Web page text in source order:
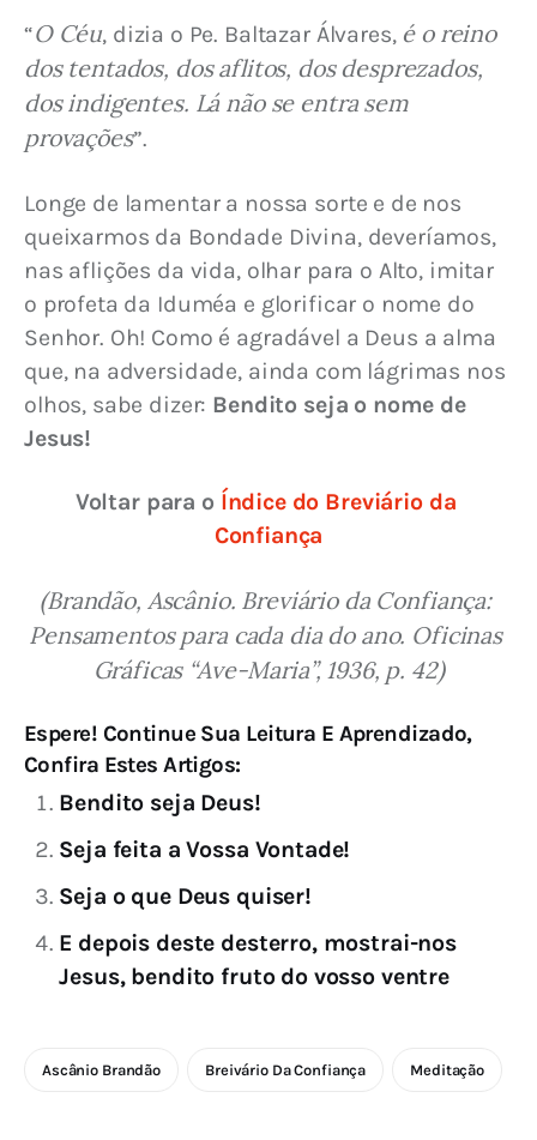
“O Céu, dizia o Pe. Baltazar Álvares, é o reino
dos tentados, dos aflitos, dos desprezados,
dos indigentes. Lá não se entra sem
provações”.
Longe de lamentar a nossa sorte e de nos
queixarmos da Bondade Divina, deveríamos,
nas aflições da vida, olhar para o Alto, imitar
o profeta da Iduméa e glorificar o nome do
Senhor. Oh! Como é agradável a Deus a alma
que, na adversidade, ainda com lágrimas nos
olhos, sabe dizer: Bendito seja o nome de
Jesus!
Voltar para o Índice do Breviário da
Confiança
(Brandão, Ascânio. Breviário da Confiança:
Pensamentos para cada dia do ano. Oficinas
Gráficas “Ave-Maria”, 1936, p. 42)
Espere! Continue Sua Leitura E Aprendizado,
Confira Estes Artigos:
Bendito seja Deus!
Seja feita a Vossa Vontade!
Seja o que Deus quiser!
E depois deste desterro, mostrai-nos
Jesus, bendito fruto do vosso ventre
Ascânio Brandão Breivário Da Confiança Meditação